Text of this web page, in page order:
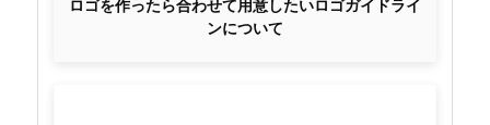
ンについて